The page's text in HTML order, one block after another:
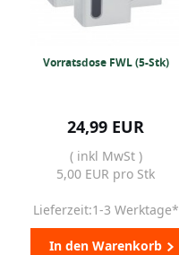
Vorratsdose FWL (5-Stk)
24,99 EUR
( inkl MwSt )
5,00 EUR pro Stk
Lieferzeit:1-3 Werktage*
In den Warenkorb